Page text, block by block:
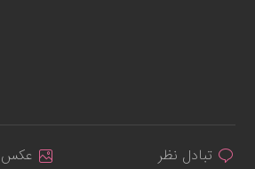
تبادل نظر
عکس